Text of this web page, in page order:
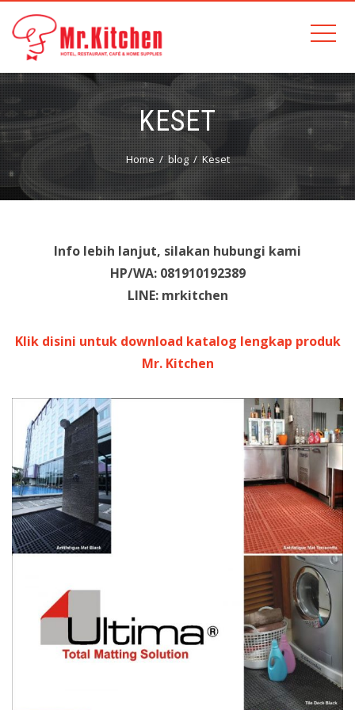
KESET
Home blog Keset
Info lebih lanjut, silakan hubungi kami
HP/WA: 081910192389
LINE: mrkitchen
Klik disini untuk download katalog lengkap produk
Mr. Kitchen